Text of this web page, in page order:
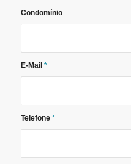
Condomínio
E-Mail *
Telefone *